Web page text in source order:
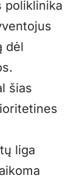
poliklinika
dėl
šias
liga